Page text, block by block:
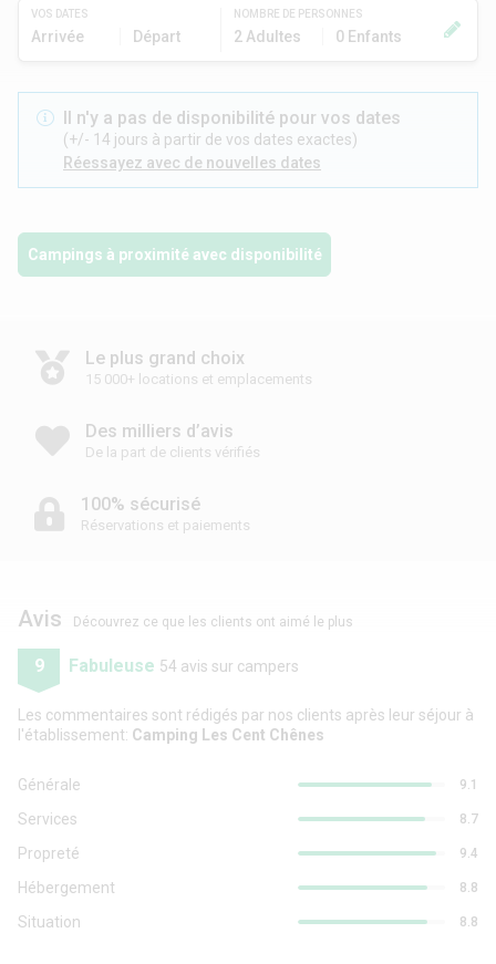
VOS DATES
Arrivée Départ
NOMBRE DE PERSONNES
2 Adultes 0 Enfants
Il n'y a pas de disponibilité pour vos dates
(+/- 14 jours à partir de vos dates exactes)
Réessayez avec de nouvelles dates
Campings à proximité avec disponibilité
Le plus grand choix
15 000+ locations et emplacements
Des milliers d’avis
De la part de clients vérifiés
100% sécurisé
Réservations et paiements
Avis Découvrez ce que les clients ont aimé le plus
9 Fabuleuse 54 avis sur campers
Les commentaires sont rédigés par nos clients après leur séjour à
l'établissement: Camping Les Cent Chênes
Générale 9.1
Services 8.7
Propreté 9.4
Hébergement 8.8
Situation 8.8